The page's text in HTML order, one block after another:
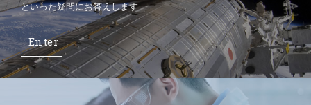
といった疑問にお答えします
Enter